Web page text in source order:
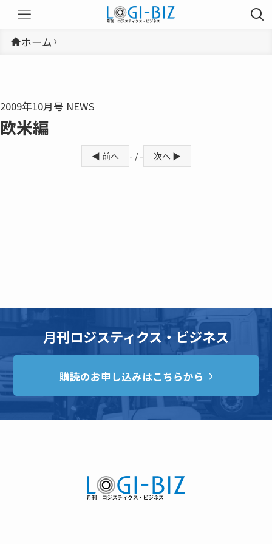
ホーム
2009年10月号 NEWS
欧米編
◀ 前へ - / - 次へ ▶
月刊ロジスティクス・ビジネス
購読のお申し込みはこちらから